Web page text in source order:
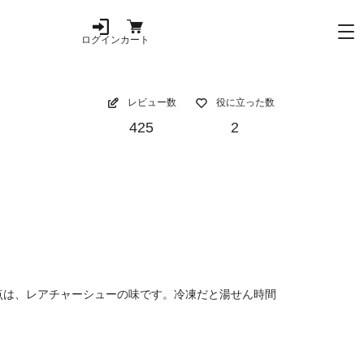
ログインカート
レビュー数
425
役に立った数
2
、レアチャーシューの味です。冷凍だと湯せん時間